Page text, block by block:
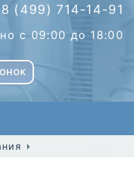
(499) 714-14-91
с 09:00 до 18:00